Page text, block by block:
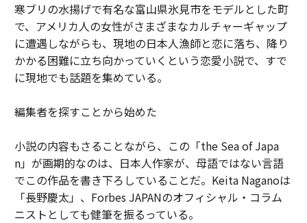
寒ブリの水揚げで有名な富山県氷見市をモデルとした町
で、アメリカ人の女性がさまざまなカルチャーギャップ
に遭遇しながらも、現地の日本人漁師と恋に落ち、降り
かかる困難に立ち向かっていくという恋愛小説で、すで
に現地でも話題を集めている。
編集者を探すことから始めた
小説の内容もさることながら、この「the Sea of Japa
n」が画期的なのは、日本人作家が、母語ではない言語
でこの作品を書き下ろしていることだ。Keita Naganoは
「長野慶太」、Forbes JAPANのオフィシャル・コラム
ニストとしても健筆を振るっている。